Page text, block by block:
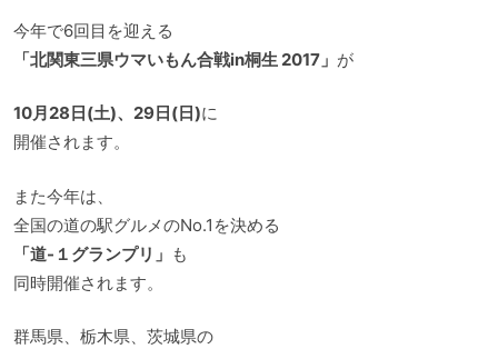
今年で6回目を迎える
「北関東三県ウマいもん合戦in桐生 2017」 が
10月28日(土)、29日(日)に
開催されます。
また今年は、
全国の道の駅グルメのNo.1を決める
「道-１グランプリ」 も
同時開催されます。
群馬県、栃木県、茨城県の